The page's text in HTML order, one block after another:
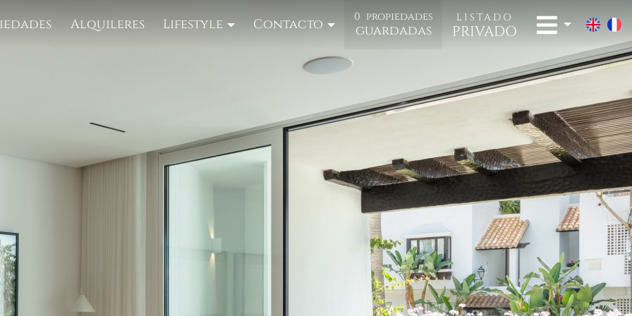
Alquileres Lifestyle Contacto 0 propiedades
guardadas
LISTADO
PRIVADO